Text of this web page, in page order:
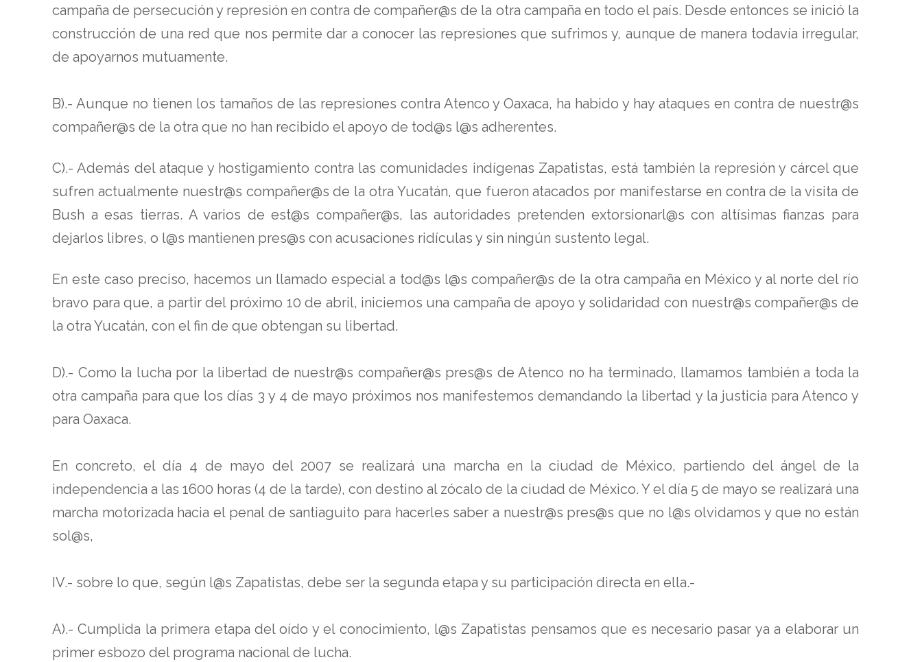
campaña de persecución y represión en contra de compañer@s de la otra campaña en todo el país. Desde entonces se inició la
construcción de una red que nos permite dar a conocer las represiones que sufrimos y, aunque de manera todavía irregular,
de apoyarnos mutuamente.
B).- Aunque no tienen los tamaños de las represiones contra Atenco y Oaxaca, ha habido y hay ataques en contra de nuestr@s
compañer@s de la otra que no han recibido el apoyo de tod@s l@s adherentes.
C).- Además del ataque y hostigamiento contra las comunidades indígenas Zapatistas, está también la represión y cárcel que
sufren actualmente nuestr@s compañer@s de la otra Yucatán, que fueron atacados por manifestarse en contra de la visita de
Bush a esas tierras. A varios de est@s compañer@s, las autoridades pretenden extorsionarl@s con altísimas fianzas para
dejarlos libres, o l@s mantienen pres@s con acusaciones ridículas y sin ningún sustento legal.
En este caso preciso, hacemos un llamado especial a tod@s l@s compañer@s de la otra campaña en México y al norte del río
bravo para que, a partir del próximo 10 de abril, iniciemos una campaña de apoyo y solidaridad con nuestr@s compañer@s de
la otra Yucatán, con el fin de que obtengan su libertad.
D).- Como la lucha por la libertad de nuestr@s compañer@s pres@s de Atenco no ha terminado, llamamos también a toda la
otra campaña para que los días 3 y 4 de mayo próximos nos manifestemos demandando la libertad y la justicia para Atenco y
para Oaxaca.
En concreto, el día 4 de mayo del 2007 se realizará una marcha en la ciudad de México, partiendo del ángel de la
independencia a las 1600 horas (4 de la tarde), con destino al zócalo de la ciudad de México. Y el día 5 de mayo se realizará una
marcha motorizada hacia el penal de santiaguito para hacerles saber a nuestr@s pres@s que no l@s olvidamos y que no están
sol@s,
IV.- sobre lo que, según l@s Zapatistas, debe ser la segunda etapa y su participación directa en ella.-
A).- Cumplida la primera etapa del oído y el conocimiento, l@s Zapatistas pensamos que es necesario pasar ya a elaborar un
primer esbozo del programa nacional de lucha.